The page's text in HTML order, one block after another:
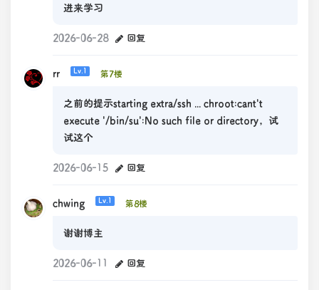
进来学习
2026-06-28 回复
rr Lv.1 第7楼
之前的提示starting extra/ssh ... chroot:cant't
execute '/bin/su':No such file or directory，试
试这个
2026-06-15 回复
chwing Lv.1 第8楼
谢谢博主
2026-06-11 回复